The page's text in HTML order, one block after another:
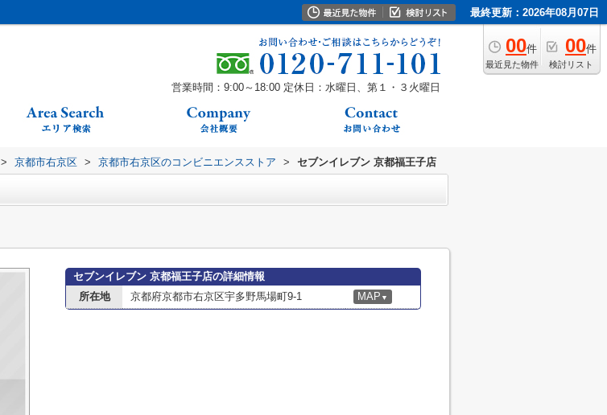
最終更新：2026年08月07日
00件
最近見た物件
00件
検討リスト
営業時間：9:00～18:00 定休日：水曜日、第１・３火曜日
> 京都市右京区 > 京都市右京区のコンビニエンスストア > セブンイレブン 京都福王子店
セブンイレブン 京都福王子店の詳細情報
所在地
京都府京都市右京区宇多野馬場町9-1 MAP ▼